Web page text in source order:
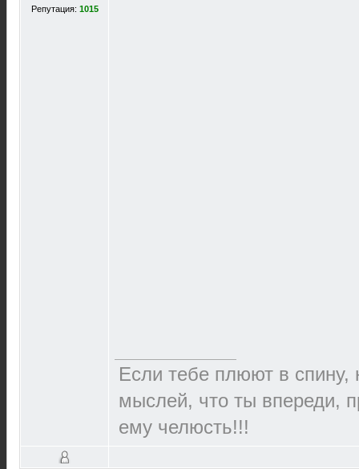
Репутация: 1015
Если тебе плюют в
мыслей, что ты впереди,
ему челюсть!!!